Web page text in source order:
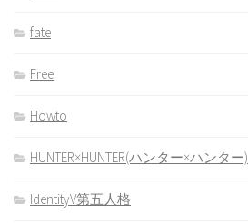
fate
Free
Howto
HUNTER×HUNTER(ハンター×ハンター)
IdentityV第五人格